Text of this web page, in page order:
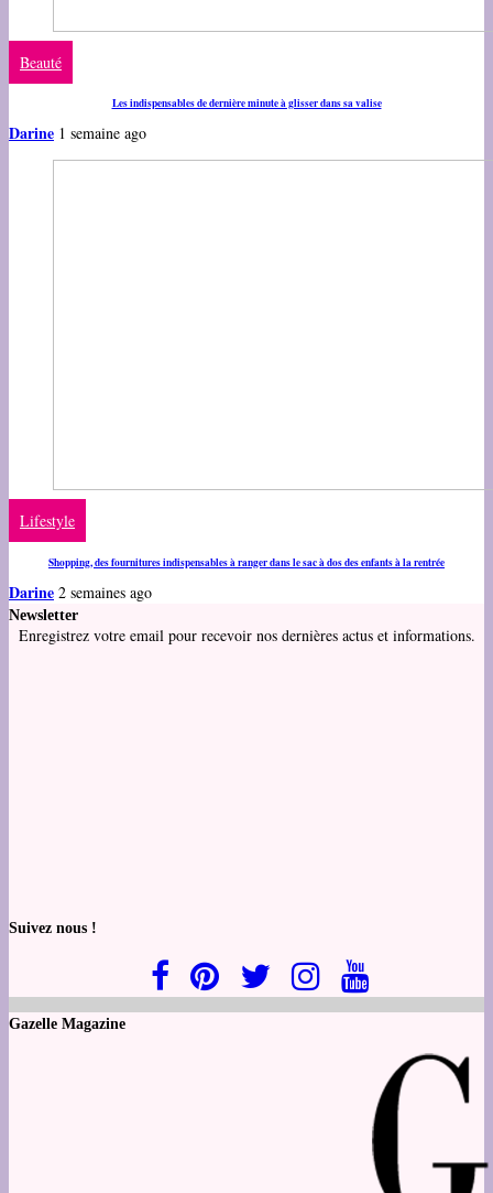
Beauté
Les indispensables de dernière minute à glisser dans sa valise
Darine 1 semaine ago
Lifestyle
Shopping, des fournitures indispensables à ranger dans le sac à dos des enfants à la rentrée
Darine 2 semaines ago
Newsletter
Enregistrez votre email pour recevoir nos dernières actus et informations.
Suivez nous !
Gazelle Magazine